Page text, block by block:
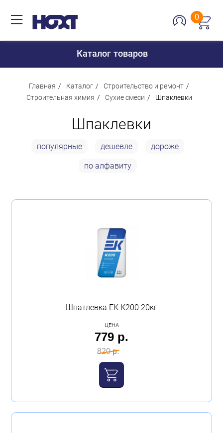
0
Каталог товаров
Сантехника
Для дачи и отдыха
Строительство и ремонт
Главная Каталог
Строительство и ремонт
Строительная химия
Сухие смеси Шпаклевки
Шпаклевки
популярные дешевле дороже
по алфавиту
Шпатлевка ЕК К200 20кг
ЦЕНА
779 р.
820 р.